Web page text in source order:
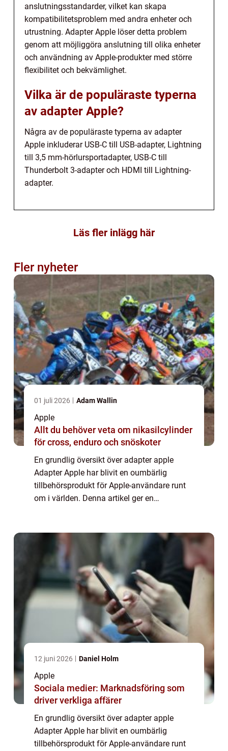
anslutningsstandarder, vilket kan skapa
kompatibilitetsproblem med andra enheter och
utrustning. Adapter Apple löser detta problem
genom att möjliggöra anslutning till olika enheter
och användning av Apple-produkter med större
flexibilitet och bekvämlighet.
Vilka är de populäraste typerna
av adapter Apple?
Några av de populäraste typerna av adapter
Apple inkluderar USB-C till USB-adapter, Lightning
till 3,5 mm-hörlursportadapter, USB-C till
Thunderbolt 3-adapter och HDMI till Lightning-
adapter.
Läs fler inlägg här
Fler nyheter
01 juli 2026 Adam Wallin
Apple
Allt du behöver veta om nikasilcylinder
för cross, enduro och snöskoter
En grundlig översikt över adapter apple
Adapter Apple har blivit en oumbärlig
tillbehörsprodukt för Apple-användare runt
om i världen. Denna artikel ger en
12 juni 2026 Daniel Holm
Apple
Sociala medier: Marknadsföring som
driver verkliga affärer
En grundlig översikt över adapter apple
Adapter Apple har blivit en oumbärlig
tillbehörsprodukt för Apple-användare runt